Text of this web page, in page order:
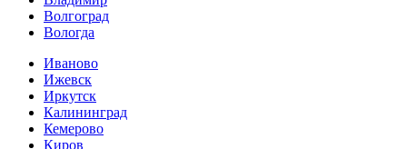
Волгоград
Вологда
Иваново
Ижевск
Иркутск
Калининград
Кемерово
Киров